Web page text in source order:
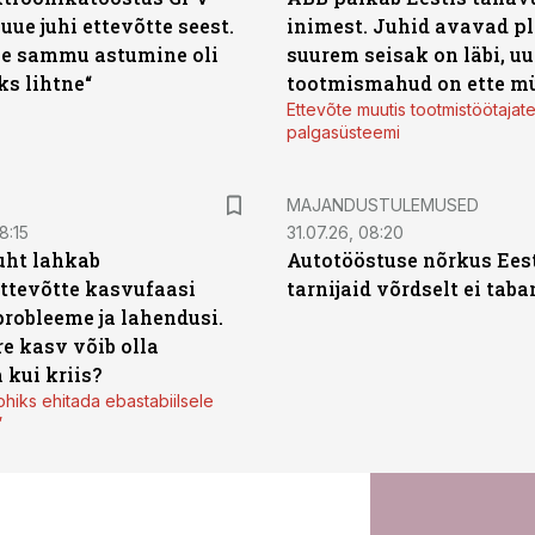
juhi ettevõtte seest.
sammu astumine oli
lihtne“
inimest. Juhid avavad
suurem seisak on läbi,
tootmismahud on ette
Ettevõte muutis tootmistöötajate
palgasüsteemi
lahkab
kasvufaasi
ja lahendusi.
kasv võib olla
kui kriis?
ehitada ebastabiilsele
MAJANDUSTULEMUSED
31.07.26, 08:20
Autotööstuse nõrkus
tarnijaid võrdselt ei